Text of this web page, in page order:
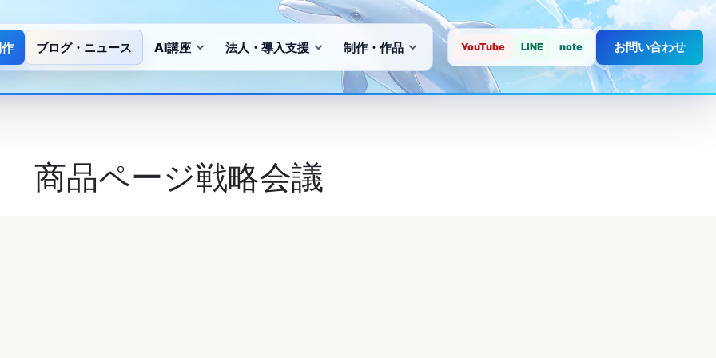
ブログ・ニュース AI講座 法人・導入支援 制作・作品 YouTube LINE note お問い合わせ
商品ページ戦略会議